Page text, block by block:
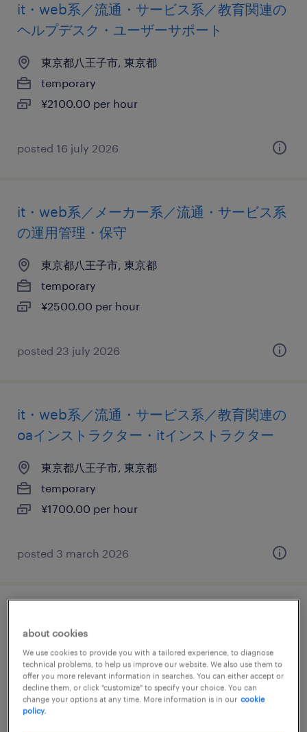
it・web系／流通・サービス系／教育関連の
ヘルプデスク・ユーザーサポート
東京都八王子市, 東京都
temporary
¥2100.00 per hour
posted 16 july 2026
it・web系／メーカー系／流通・サービス系
の運用管理・保守
東京都八王子市, 東京都
temporary
¥2500.00 per hour
posted 23 july 2026
it・web系／流通・サービス系／教育関連の
oaインストラクター・itインストラクター
東京都八王子市, 東京都
temporary
¥1700.00 per hour
posted 3 march 2026
のoaインストラクター・itインストラクター
東京都八王子市, 東京都
temporary
¥1800.00 per hour
about cookies
We use cookies to provide you with a tailored experience, to diagnose
technical problems, to help us improve our website. We also use them to
offer you more relevant information in searches. You can either accept or
decline them, or click "customize" to specify your choice. You can
change your options at any time. More information is in our cookie
policy.